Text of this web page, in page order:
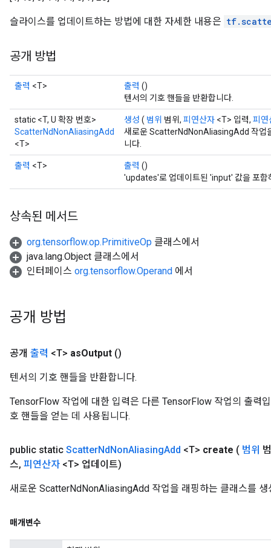
슬라이스를 업데이트하는 방법에 대한 자세한 내용은
공개 방법
출력 <T> 출력 ()
텐서의 기호 핸들을 반환합니다.
static <T, U 확장 번호>
ScatterNdNonAliasingAdd
<T>
생성 ( 범위 범위, 피연산자 <T> 입력, 피연
새로운 ScatterNdNonAliasingAdd 작업
니다.
출력 <T> 출력 ()
'updates'로 업데이트된 'input' 값을 포
상속된 메서드
org.tensorflow.op.PrimitiveOp 클래스에서
java.lang.Object 클래스에서
인터페이스 org.tensorflow.Operand 에서
공개 방법
공개 출력 <T> asOutput ()
텐서의 기호 핸들을 반환합니다.
TensorFlow 작업에 대한 입력은 다른 TensorFlow 작업의 출력
호 핸들을 얻는 데 사용됩니다.
public static ScatterNdNonAliasingAdd <T> create ( 범위
스, 피연산자 <T> 업데이트)
새로운 ScatterNdNonAliasingAdd 작업을 래핑하는 클래스를 생
매개변수